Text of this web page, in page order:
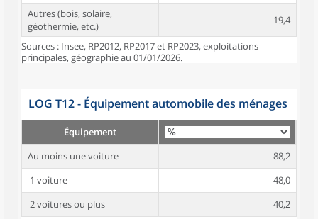
Autres (bois, solaire,
géothermie, etc.)
19,4
Sources : Insee, RP2012, RP2017 et RP2023, exploitations
principales, géographie au 01/01/2026.
LOG T12 - Équipement automobile des ménages
Équipement
Au moins une voiture
88,2
1 voiture
48,0
2 voitures ou plus
40,2